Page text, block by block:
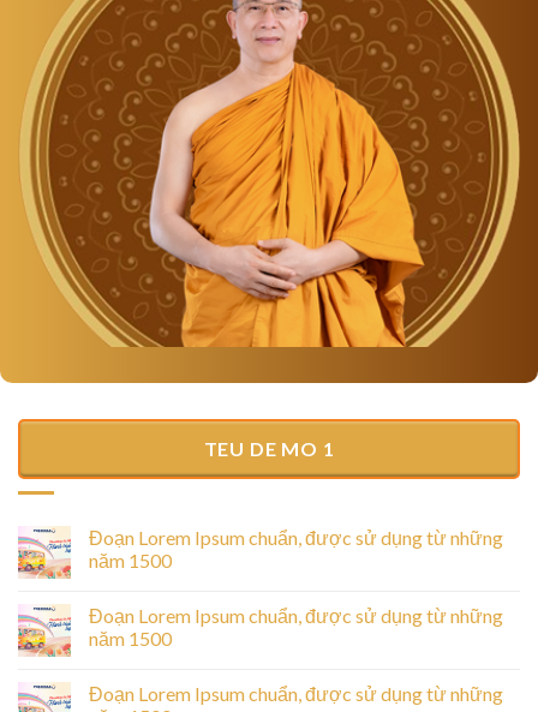
TEU DE MO 1
Đoạn Lorem Ipsum chuẩn, được sử dụng từ những
năm 1500
Đoạn Lorem Ipsum chuẩn, được sử dụng từ những
năm 1500
Đoạn Lorem Ipsum chuẩn, được sử dụng từ những